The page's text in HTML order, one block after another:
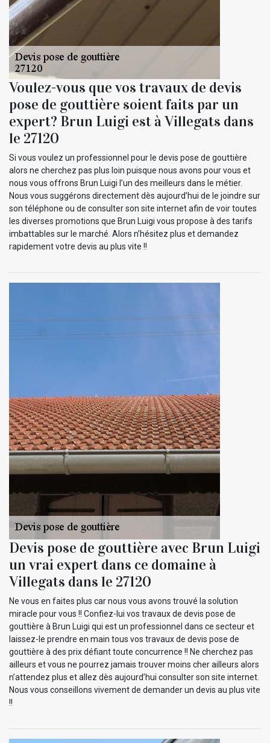
Voulez-vous que vos travaux de devis
pose de gouttière soient faits par un
expert? Brun Luigi est à Villegats dans
le 27120
Si vous voulez un professionnel pour le devis pose de gouttière
alors ne cherchez pas plus loin puisque nous avons pour vous et
nous vous offrons Brun Luigi l’un des meilleurs dans le métier.
Nous vous suggérons directement dès aujourd’hui de le joindre sur
son téléphone ou de consulter son site internet afin de voir toutes
les diverses promotions que Brun Luigi vous propose à des tarifs
imbattables sur le marché. Alors n’hésitez plus et demandez
rapidement votre devis au plus vite !!
Devis pose de gouttière avec Brun Luigi
un vrai expert dans ce domaine à
Villegats dans le 27120
Ne vous en faites plus car nous vous avons trouvé la solution
miracle pour vous !! Confiez-lui vos travaux de devis pose de
gouttière à Brun Luigi qui est un professionnel dans ce secteur et
laissez-le prendre en main tous vos travaux de devis pose de
gouttière à des prix défiant toute concurrence !! Ne cherchez pas
ailleurs et vous ne pourrez jamais trouver moins cher ailleurs alors
n’attendez plus et allez dès aujourd’hui consulter son site internet.
Nous vous conseillons vivement de demander un devis au plus vite
!!